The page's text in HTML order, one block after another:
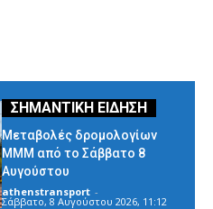
Μεταβολές δρομολογίων
ΜΜΜ από το Σάββατο 8
Αυγούστου
athenstransport -
Σάββατο, 8 Αυγούστου 2026, 11:12